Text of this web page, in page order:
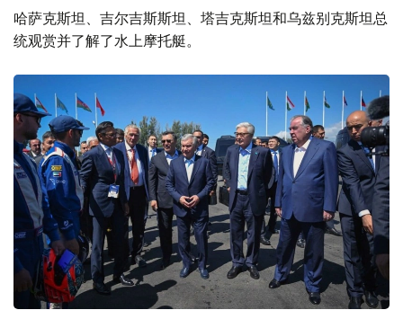
哈萨克斯坦、吉尔吉斯斯坦、塔吉克斯坦和乌兹别克斯坦总
统观赏并了解了水上摩托艇。